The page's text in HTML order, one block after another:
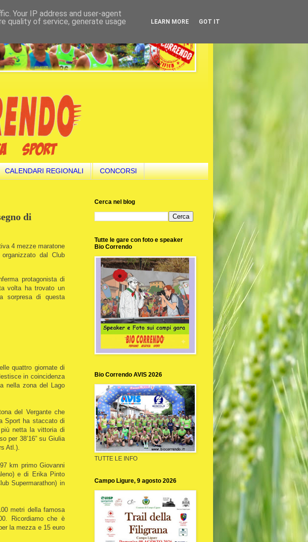
CALENDARI REGIONALI CONCORSI
di
4 mezze maratone
organizzato dal Club
protagonista di
volta ha trovato un
sorpresa di questa
quattro giornate di
in coincidenza
nella zona del Lago
del Vergante che
Sport ha staccato di
più netta la vittoria di
per 38’16” su Giulia
Atl.).
km primo Giovanni
e di Erika Pinto
Supermarathon) in
metri della famosa
Ricordiamo che è
la mezza e 15 euro
Cerca nel blog
Tutte le gare con foto e speaker
Bio Correndo
Bio Correndo AVIS 2026
TUTTE LE INFO
Campo Ligure, 9 agosto 2026
Your IP address and user-agent
quality of service, generate usage
LEARN MORE GOT IT